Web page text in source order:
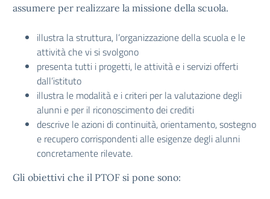
assumere per realizzare la missione della scuola.
illustra la struttura, l’organizzazione della scuola e le
attività che vi si svolgono
presenta tutti i progetti, le attività e i servizi offerti
dall’istituto
illustra le modalità e i criteri per la valutazione degli
alunni e per il riconoscimento dei crediti
descrive le azioni di continuità, orientamento, sostegno
e recupero corrispondenti alle esigenze degli alunni
concretamente rilevate.
Gli obiettivi che il PTOF si pone sono: